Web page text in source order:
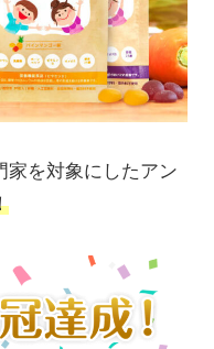
家を対象にしたアン